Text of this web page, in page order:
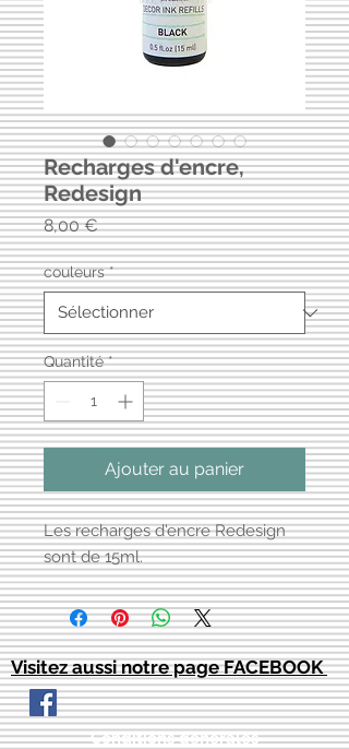
Recharges d'encre,
Redesign
8,00 €Prix
couleurs *
Quantité *
Ajouter au panier
Les recharges d'encre Redesign
sont de 15ml.
Visitez aussi notre page FACEBOOK
Conditions générales